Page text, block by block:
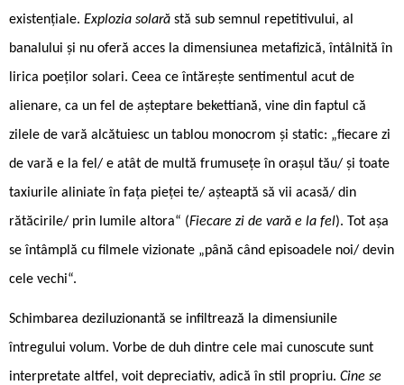
existențiale. Explozia solară stă sub semnul repetitivului, al
banalului și nu oferă acces la dimensiunea metafizică, întâlnită în
lirica poeților solari. Ceea ce întărește sentimentul acut de
alienare, ca un fel de așteptare bekettiană, vine din faptul că
zilele de vară alcătuiesc un tablou monocrom și static: „fiecare zi
de vară e la fel/ e atât de multă frumusețe în orașul tău/ și toate
taxiurile aliniate în fața pieței te/ așteaptă să vii acasă/ din
rătăcirile/ prin lumile altora“ (Fiecare zi de vară e la fel). Tot așa
se întâmplă cu filmele vizionate „până când episoadele noi/ devin
cele vechi“.
Schimbarea deziluzionantă se infiltrează la dimensiunile
întregului volum. Vorbe de duh dintre cele mai cunoscute sunt
interpretate altfel, voit depreciativ, adică în stil propriu. Cine se